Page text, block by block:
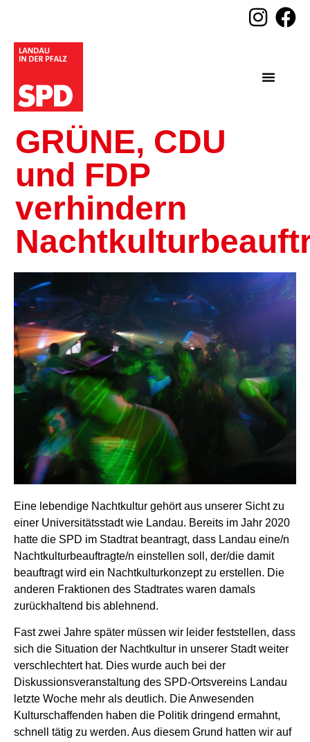
GRÜNE, CDU
und FDP
verhindern
Eine lebendige Nachtkultur gehört aus unserer Sicht zu
einer Universitätsstadt wie Landau. Bereits im Jahr 2020
hatte die SPD im Stadtrat beantragt, dass Landau eine/n
Nachtkulturbeauftragte/n einstellen soll, der/die damit
beauftragt wird ein Nachtkulturkonzept zu erstellen. Die
anderen Fraktionen des Stadtrates waren damals
zurückhaltend bis ablehnend.
Fast zwei Jahre später müssen wir leider feststellen, dass
sich die Situation der Nachtkultur in unserer Stadt weiter
verschlechtert hat. Dies wurde auch bei der
Diskussionsveranstaltung des SPD-Ortsvereins Landau
letzte Woche mehr als deutlich. Die Anwesenden
Kulturschaffenden haben die Politik dringend ermahnt,
schnell tätig zu werden. Aus diesem Grund hatten wir auf